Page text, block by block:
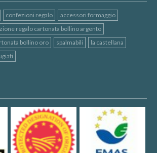
confezioni regalo
accessori formaggio
regalo cartonata bollino argento
bollino oro
spalmabili
la castellana